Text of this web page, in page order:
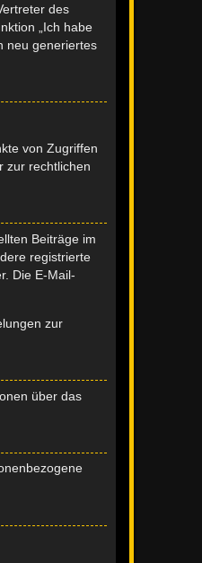
des
„Ich habe
neu generiertes
von Zugriffen
zur rechtlichen
Beiträge im
registrierte
Die E-Mail-
zur
über das